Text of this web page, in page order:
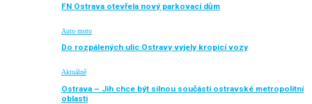
FN Ostrava otevřela nový parkovací dům
Auto moto
Do rozpálených ulic Ostravy vyjely kropicí vozy
Aktuálně
Ostrava – Jih chce být silnou součástí ostravské metropolitní
oblasti